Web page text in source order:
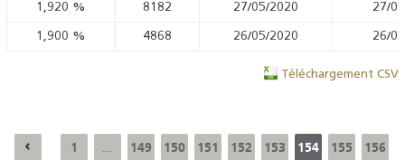
1,920 % 8182 27/05/2020 27/
1,900 % 4868 26/05/2020 26/
Téléchargement CSV
1 149 150 151 152 153 154 155
156